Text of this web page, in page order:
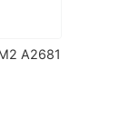
A2681